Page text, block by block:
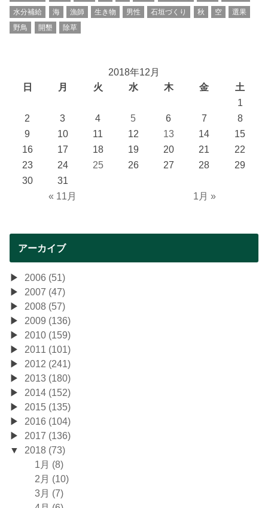
水分補給
海 漁師 生き物 男性 石垣づくり 秋 空
選果
野鳥
開墾 除草
2018年12月
日
月 火 水 木 金 土
« 11月 1月 »
1
2
3 4 5 6 7
8
9
10 11 12 13 14
15
16
17 18 19 20 21
22
23
24 25 26 27 28
29
30
31
アーカイブ
2006 (51)
2007 (47)
2008 (57)
2009 (136)
2010 (159)
2011 (101)
2012 (241)
2013 (180)
2014 (152)
2015 (135)
2016 (104)
2017 (136)
2018 (73)
1月 (8)
2月 (10)
3月 (7)